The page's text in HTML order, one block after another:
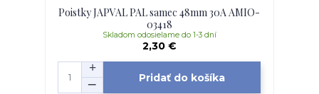
Poistky JAPVAL PAL samec 48mm 30A AMIO-
03418
2,30 €
Skladom odosielame do 1-3 dní
Pridať do košíka